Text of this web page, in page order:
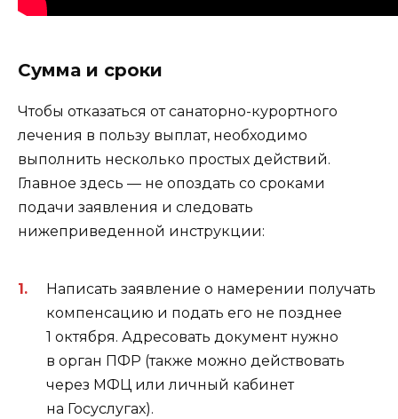
Сумма и сроки
Чтобы отказаться от санаторно-курортного
лечения в пользу выплат, необходимо
выполнить несколько простых действий.
Главное здесь — не опоздать со сроками
подачи заявления и следовать
нижеприведенной инструкции:
Написать заявление о намерении получать
компенсацию и подать его не позднее
1 октября. Адресовать документ нужно
в орган ПФР (также можно действовать
через МФЦ или личный кабинет
на Госуслугах).